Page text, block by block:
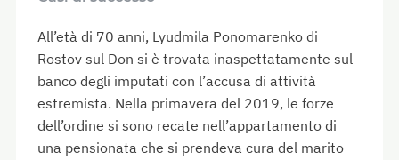
All’età di 70 anni, Lyudmila Ponomarenko di
Rostov sul Don si è trovata inaspettatamente sul
banco degli imputati con l’accusa di attività
estremista. Nella primavera del 2019, le forze
dell’ordine si sono recate nell’appartamento di
una pensionata che si prendeva cura del marito